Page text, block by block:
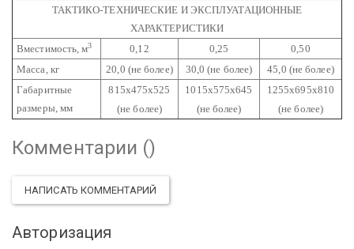
ТАКТИКО-ТЕХНИЧЕСКИЕ И ЭКСПЛУАТАЦИОННЫЕ
ХАРАКТЕРИСТИКИ
Вместимость, м3 0,12 0,25
0,50
Масса, кг
20,0 (не более) 30,0 (не более)
45,0 (не более)
Габаритные
размеры, мм
815х475х525
(не более)
1015х575х645
(не более)
1255х695х810
(не более)
Комментарии ()
НАПИСАТЬ КОММЕНТАРИЙ
Авторизация